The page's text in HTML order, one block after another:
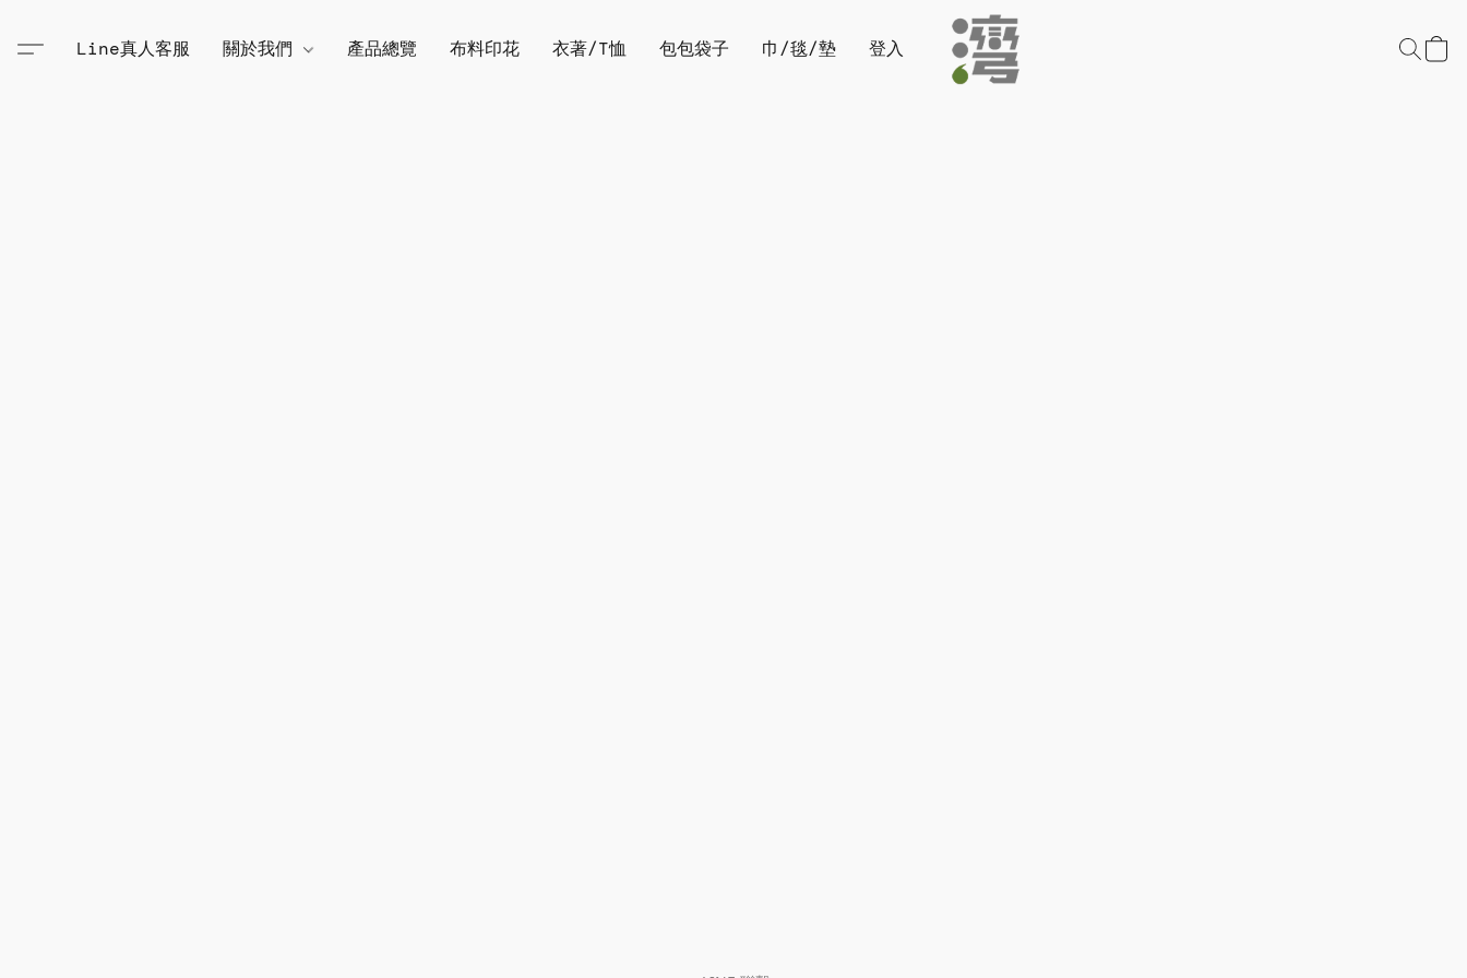
Line真人客服 關於我們 產品總覽 布料印花 衣著/T恤 包包袋子 巾/毯/墊 登入